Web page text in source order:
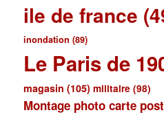
ile de france
inondation (89)
Le Paris de
magasin (105) militaire (98)
Montage photo carte